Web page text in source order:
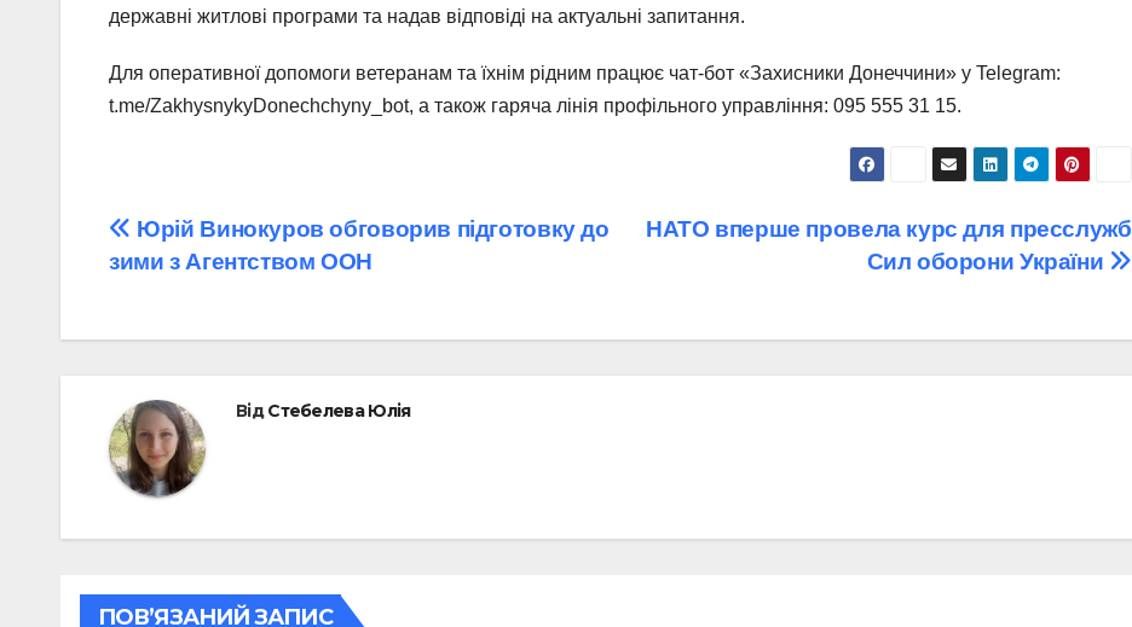
державні житлові програми та надав відповіді на актуальні запитання.
Для оперативної допомоги ветеранам та їхнім рідним працює чат-бот «Захисники Донеччини» у Telegram:
t.me/ZakhysnykyDonechchyny_bot, а також гаряча лінія профільного управління: 095 555 31 15.
Навігація
НАТО вперше провела курс для пресслужб
Сил оборони України
Юрій Винокуров обговорив підготовку до
зими з Агентством ООН
ВідСтебелева Юлія
ПОВ’ЯЗАНИЙ ЗАПИС